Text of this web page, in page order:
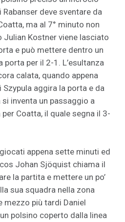
deve sventare da
ma al 7° minuto non
Julian Kostner viene lasciato
e può mettere dentro un
per il 2-1. L’esultanza
calata, quando appena
aggira la porta e da
inventa un passaggio a
Coatta, il quale segna il 3-
appena sette minuti ed
Johan Sjöquist chiama il
la partita e mettere un po’
sua squadra nella zona
mezzo più tardi Daniel
polsino coperto dalla linea